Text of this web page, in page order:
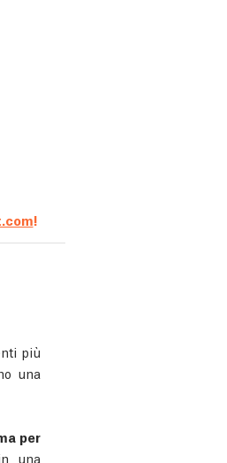
!
più
una
per
una